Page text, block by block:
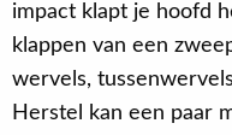
impact klapt je hoofd
klappen van een
wervels,
Herstel kan een paar